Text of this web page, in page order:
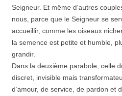
Seigneur. Et même d’autres
nous, parce que le Seigneur se
accueillir, comme les oiseaux
la semence est petite et humble,
grandir.
Dans la deuxième parabole, celle
discret, invisible mais
d’amour, de service, de pardon et